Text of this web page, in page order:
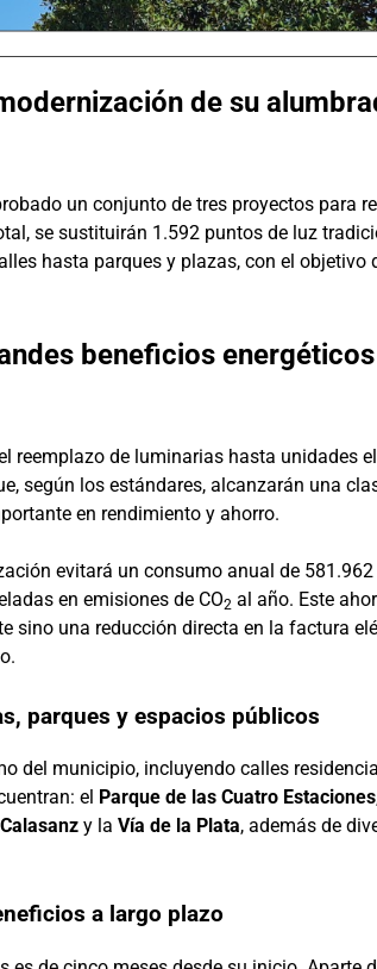
de su
un conjunto de tres proyectos para
se sustituirán 1.592 puntos de luz
hasta parques y plazas, con el objetivo
beneficios
reemplazo de luminarias hasta unidades
según los estándares, alcanzarán una
en rendimiento y ahorro.
evitará un consumo anual de 581.962
en emisiones de CO2 al año. Este
sino una reducción directa en la factura
parques y espacios públicos
del municipio, incluyendo calles
el Parque de las Cuatro Estaciones
y la Vía de la Plata, además de
a largo plazo